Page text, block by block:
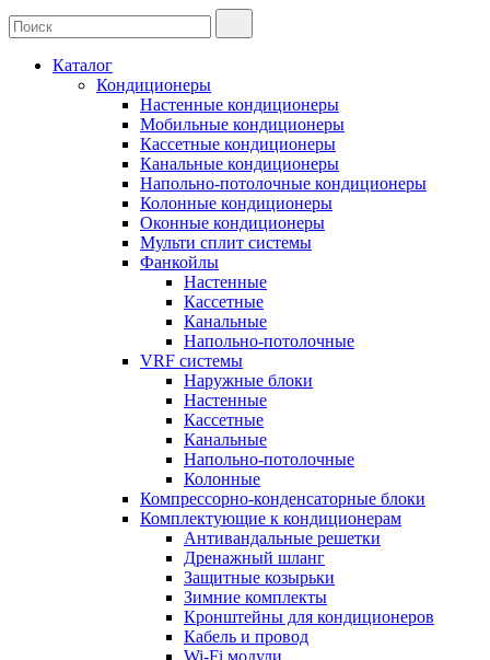
Каталог
Кондиционеры
Настенные кондиционеры
Мобильные кондиционеры
Кассетные кондиционеры
Канальные кондиционеры
Напольно-потолочные кондиционеры
Колонные кондиционеры
Оконные кондиционеры
Мульти сплит системы
Фанкойлы
Настенные
Кассетные
Канальные
Напольно-потолочные
VRF системы
Наружные блоки
Настенные
Кассетные
Канальные
Напольно-потолочные
Колонные
Компрессорно-конденсаторные блоки
Комплектующие к кондиционерам
Антивандальные решетки
Дренажный шланг
Защитные козырьки
Зимние комплекты
Кронштейны для кондиционеров
Кабель и провод
Wi-Fi модули